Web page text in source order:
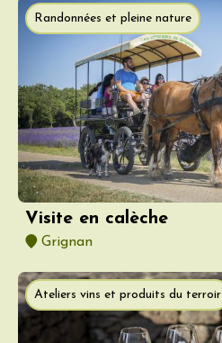
Randonnées et pleine nature
Visite en calèche
Grignan
Ateliers vins et produits du terroir